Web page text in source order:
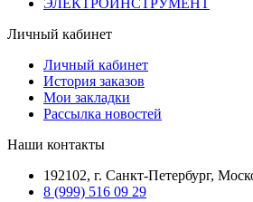
ЭЛЕКТРОИНСТРУМЕНТ
Личный кабинет
Личный кабинет
История заказов
Мои закладки
Рассылка новостей
Наши контакты
192102, г. Санкт-Петербург,
8 (999) 516 09 29